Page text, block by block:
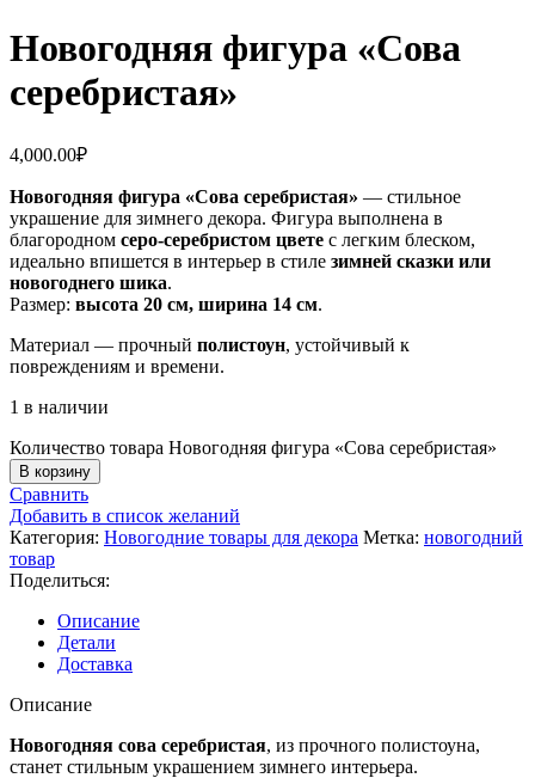
Новогодняя фигура «Сова
серебристая»
4,000.00₽
Новогодняя фигура «Сова серебристая» — стильное
украшение для зимнего декора. Фигура выполнена в
благородном серо-серебристом цвете с легким блеском,
идеально впишется в интерьер в стиле зимней сказки или
новогоднего шика.
Размер: высота 20 см, ширина 14 см.
Материал — прочный полистоун, устойчивый к
повреждениям и времени.
1 в наличии
Количество товара Новогодняя фигура «Сова серебристая»
В корзину
Сравнить
Добавить в список желаний
Категория: Новогодние товары для декора Метка: новогодний
товар
Поделиться:
Описание
Детали
Доставка
Описание
Новогодняя сова серебристая, из прочного полистоуна,
станет стильным украшением зимнего интерьера.